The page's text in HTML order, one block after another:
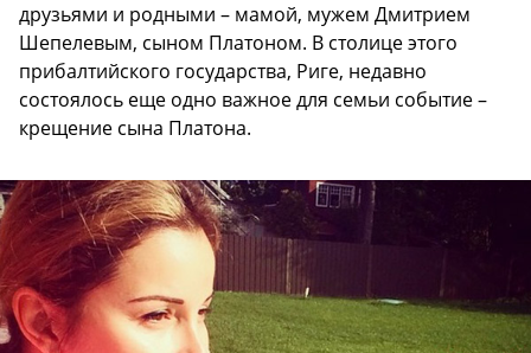
друзьями и родными – мамой, мужем Дмитрием
Шепелевым, сыном Платоном. В столице этого
прибалтийского государства, Риге, недавно
состоялось еще одно важное для семьи событие –
крещение сына Платона.